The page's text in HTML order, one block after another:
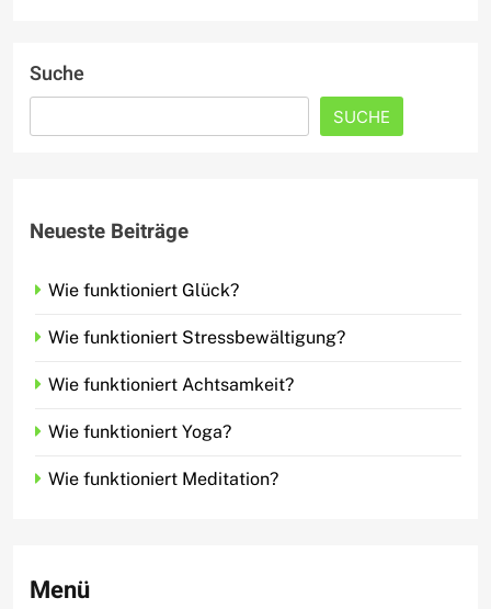
Suche
SUCHE
Neueste Beiträge
Wie funktioniert Glück?
Wie funktioniert Stressbewältigung?
Wie funktioniert Achtsamkeit?
Wie funktioniert Yoga?
Wie funktioniert Meditation?
Menü